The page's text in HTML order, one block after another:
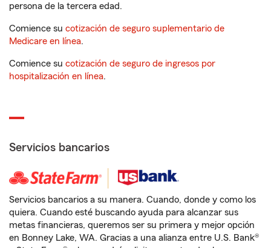
persona de la tercera edad.
Comience su cotización de seguro suplementario de
Medicare en línea.
Comience su cotización de seguro de ingresos por
hospitalización en línea.
Servicios bancarios
Servicios bancarios a su manera. Cuando, donde y como los
quiera. Cuando esté buscando ayuda para alcanzar sus
metas financieras, queremos ser su primera y mejor opción
en Bonney Lake, WA. Gracias a una alianza entre U.S. Bank®